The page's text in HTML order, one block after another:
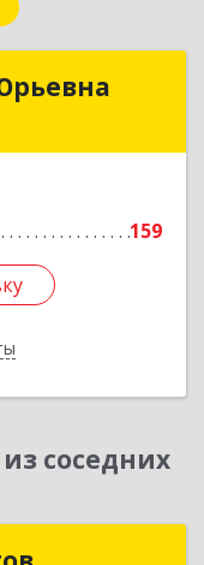
159
Юрьевна
Подробнее
соседних